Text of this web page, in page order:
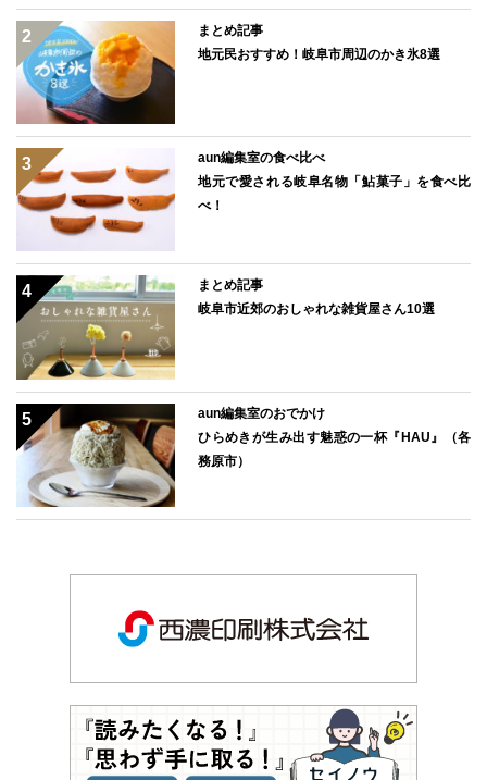
まとめ記事
地元民おすすめ！岐阜市周辺のかき氷8選
aun編集室の食べ比べ
地元で愛される岐阜名物「鮎菓子」を食べ比
べ！
まとめ記事
岐阜市近郊のおしゃれな雑貨屋さん10選
aun編集室のおでかけ
ひらめきが生み出す魅惑の一杯『HAU』（各
務原市）